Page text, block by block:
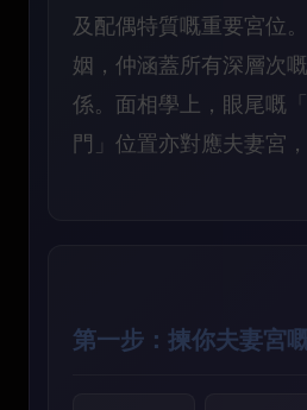
及配偶特質嘅重要宮位
姻，仲涵蓋所有深層次
係。面相學上，眼尾嘅
門」位置亦對應夫妻宮
第一步：揀你夫妻宮